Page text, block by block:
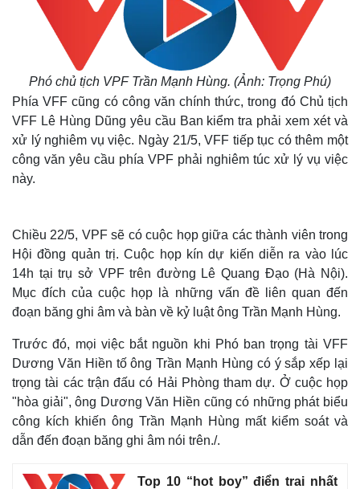
Phó chủ tịch VPF Trần Mạnh Hùng. (Ảnh: Trọng Phú)
Phía VFF cũng có công văn chính thức, trong đó Chủ tịch
VFF Lê Hùng Dũng yêu cầu Ban kiểm tra phải xem xét và
xử lý nghiêm vụ việc. Ngày 21/5, VFF tiếp tục có thêm một
công văn yêu cầu phía VPF phải nghiêm túc xử lý vụ việc
này.
Chiều 22/5, VPF sẽ có cuộc họp giữa các thành viên trong
Hội đồng quản trị. Cuộc họp kín dự kiến diễn ra vào lúc
14h tại trụ sở VPF trên đường Lê Quang Đạo (Hà Nội).
Mục đích của cuộc họp là những vấn đề liên quan đến
đoạn băng ghi âm và bàn về kỷ luật ông Trần Mạnh Hùng.
Trước đó, mọi việc bắt nguồn khi Phó ban trọng tài VFF
Dương Văn Hiền tố ông Trần Mạnh Hùng có ý sắp xếp lại
trọng tài các trận đấu có Hải Phòng tham dự. Ở cuộc họp
"hòa giải", ông Dương Văn Hiền cũng có những phát biểu
công kích khiến ông Trần Mạnh Hùng mất kiểm soát và
dẫn đến đoạn băng ghi âm nói trên./.
Top 10 “hot boy” điển trai nhất